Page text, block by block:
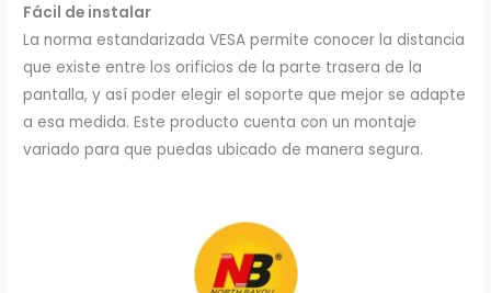
Fácil de instalar
La norma estandarizada VESA permite conocer la distancia
que existe entre los orificios de la parte trasera de la
pantalla, y así poder elegir el soporte que mejor se adapte
a esa medida. Este producto cuenta con un montaje
variado para que puedas ubicado de manera segura.